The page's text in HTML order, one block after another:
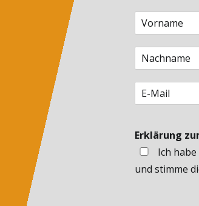
Erklärung
Ich
und stimme